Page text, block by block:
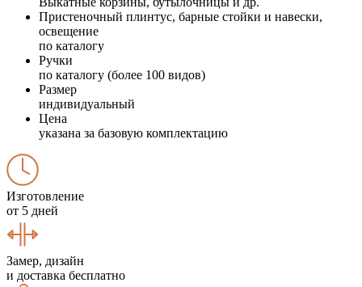
Пристеночный плинтус, барные стойки и навески,
освещение
по каталогу
Ручки
по каталогу (более 100 видов)
Размер
индивидуальный
Цена
указана за базовую комплектацию
Изготовление
от 5 дней
Замер, дизайн
и доставка бесплатно